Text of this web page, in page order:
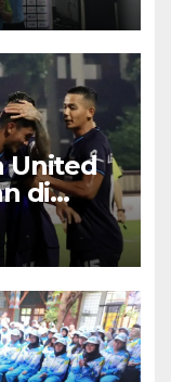
United
di